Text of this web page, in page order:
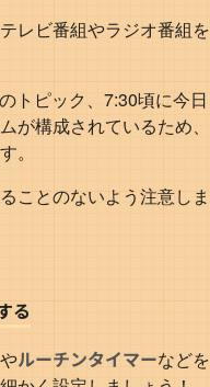
レビ番組やラジオ番組を
トピック、7:30頃に今日
が構成されているため、
。
ことのないよう注意しま
る
やルーチンタイマーなどを